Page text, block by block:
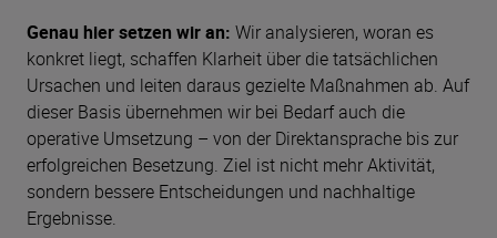
Genau hier setzen wir an: Wir analysieren, woran es
konkret liegt, schaffen Klarheit über die tatsächlichen
Ursachen und leiten daraus gezielte Maßnahmen ab. Auf
dieser Basis übernehmen wir bei Bedarf auch die
operative Umsetzung – von der Direktansprache bis zur
erfolgreichen Besetzung. Ziel ist nicht mehr Aktivität,
sondern bessere Entscheidungen und nachhaltige
Ergebnisse.